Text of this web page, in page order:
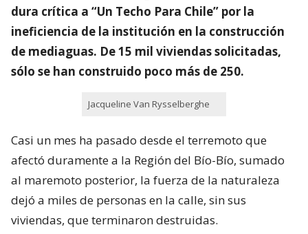
dura crítica a “Un Techo Para Chile” por la
ineficiencia de la institución en la construcción
de mediaguas. De 15 mil viviendas solicitadas,
sólo se han construido poco más de 250.
Jacqueline Van Rysselberghe
Casi un mes ha pasado desde el terremoto que
afectó duramente a la Región del Bío-Bío, sumado
al maremoto posterior, la fuerza de la naturaleza
dejó a miles de personas en la calle, sin sus
viviendas, que terminaron destruidas.